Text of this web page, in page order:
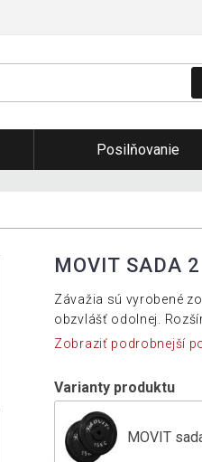
Posilňovanie
MOVIT SADA
Závažia sú vyrobené
obzvlášť odolnej.
Zobraziť podrobnejší
Varianty produktu
MOVIT